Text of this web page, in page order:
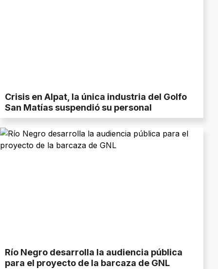
Crisis en Alpat, la única industria del Golfo
San Matías suspendió su personal
Río Negro desarrolla la audiencia pública
para el proyecto de la barcaza de GNL